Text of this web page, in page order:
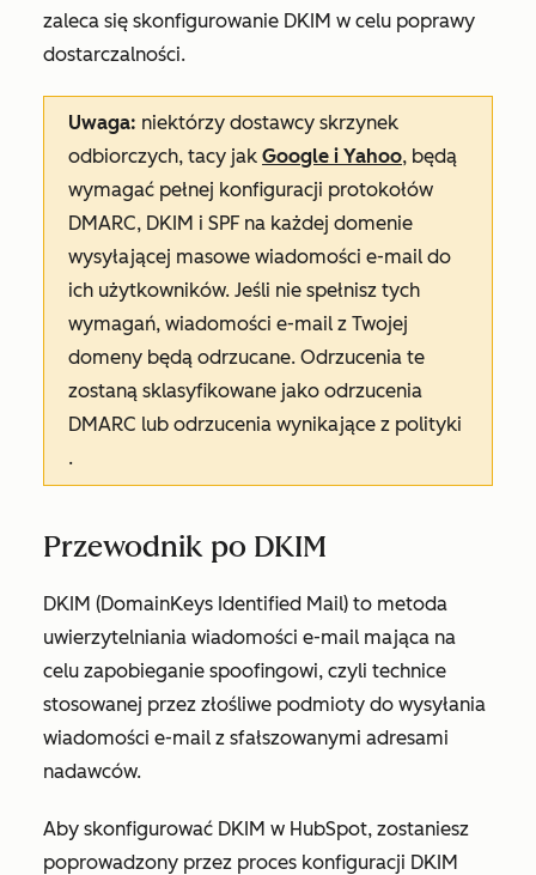
zaleca się skonfigurowanie DKIM w celu poprawy
dostarczalności.
Uwaga: niektórzy dostawcy skrzynek
odbiorczych, tacy jak Google i Yahoo, będą
wymagać pełnej konfiguracji protokołów
DMARC, DKIM i SPF na każdej domenie
wysyłającej masowe wiadomości e-mail do
ich użytkowników. Jeśli nie spełnisz tych
wymagań, wiadomości e-mail z Twojej
domeny będą odrzucane. Odrzucenia te
zostaną sklasyfikowane jako odrzucenia
DMARC lub odrzucenia wynikające z polityki
.
Przewodnik po DKIM
DKIM (DomainKeys Identified Mail) to metoda
uwierzytelniania wiadomości e-mail mająca na
celu zapobieganie spoofingowi, czyli technice
stosowanej przez złośliwe podmioty do wysyłania
wiadomości e-mail z sfałszowanymi adresami
nadawców.
Aby skonfigurować DKIM w HubSpot, zostaniesz
poprowadzony przez proces konfiguracji DKIM